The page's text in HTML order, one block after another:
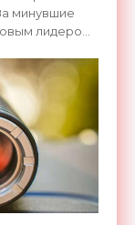
минувшие
лидером